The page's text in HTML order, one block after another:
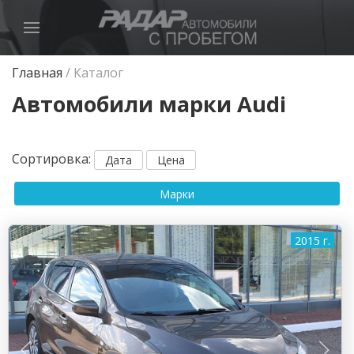
Главная / Каталог
Автомобили марки Audi
Сортировка: Дата Цена
Марки
2015 г.